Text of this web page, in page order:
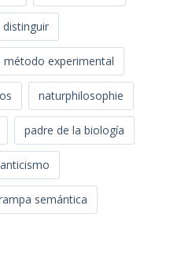
distinguir
método experimental
naturphilosophie
padre de la biología
semántica